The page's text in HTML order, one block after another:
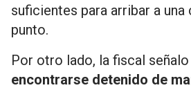
suficientes para arribar a una
punto.
Por otro lado, la fiscal señalo
encontrarse detenido de